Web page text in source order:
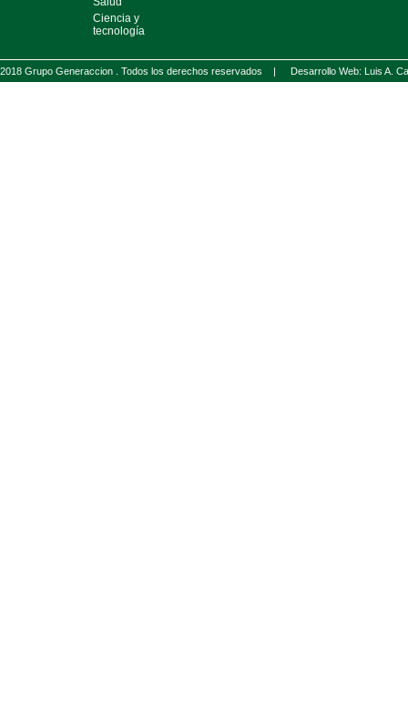
Ciencia y
tecnología
2018 Grupo Generaccion . Todos los derechos reservados | Desarrollo Web: Luis